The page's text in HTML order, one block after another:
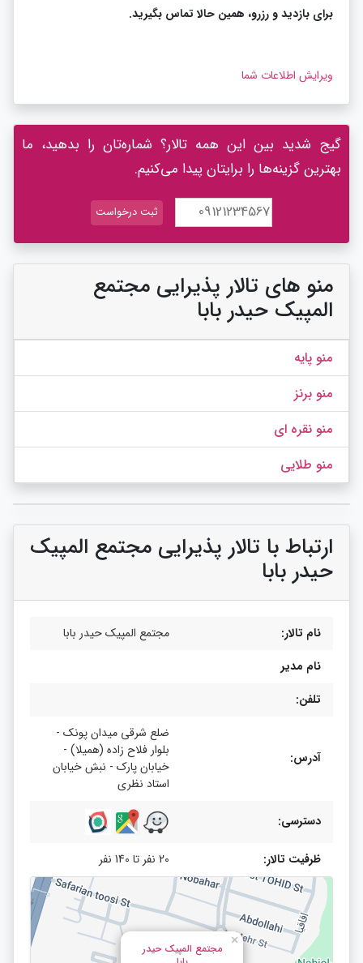
برای بازدید و رزرو، همین حالا تماس بگیرید.
ویرایش اطلاعات شما
گیج شدید بین این همه تالار؟ شماره‌تان را بدهید، ما
بهترین گزینه‌ها را برایتان پیدا می‌کنیم.
منو های تالار پذیرایی مجتمع
المپیک حیدر بابا
منو پایه
منو برنز
منو نقره ای
منو طلایی
ارتباط با تالار پذیرایی مجتمع المپیک
حیدر بابا
نام تالار:
مجتمع المپیک حیدر بابا
نام مدیر
تلفن:
آدرس:
ضلع شرقی میدان پونک -
بلوار فلاح زاده (همیلا) -
خیابان پارک - نبش خیابان
استاد نظری
دسترسی:
ظرفیت تالار: 20 نفر تا 140 نفر
مجتمع المپیک حیدر
×